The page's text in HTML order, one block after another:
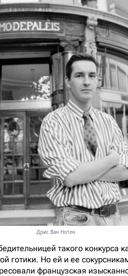
Дрис Ван Нотен
такого конкурса
готики. Но ей и ее
французская